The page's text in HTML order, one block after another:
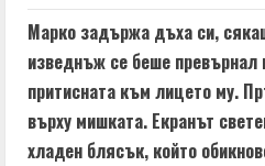
Марко задържа дъха си,
изведнъж се беше превърнал
притисната към лицето му.
върху мишката. Екранът
хладен блясък, който